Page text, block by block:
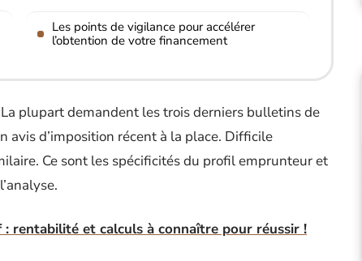
Les points de vigilance pour accélérer
l’obtention de votre financement
plupart demandent les trois derniers bulletins de
avis d’imposition récent à la place. Difficile
Ce sont les spécificités du profil emprunteur et
rentabilité et calculs à connaître pour réussir !